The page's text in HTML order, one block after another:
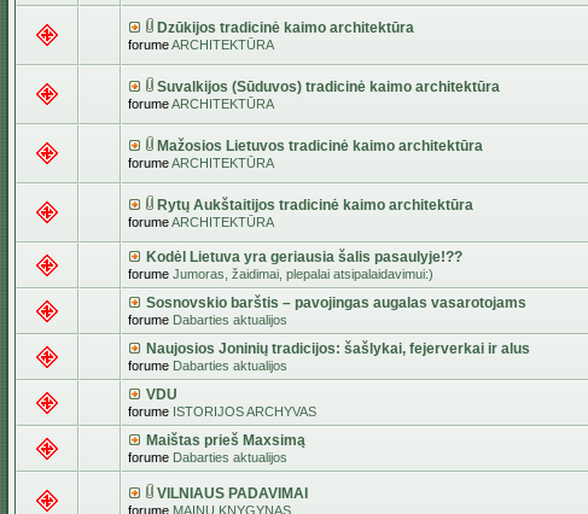
Dzūkijos tradicinė kaimo architektūra
forumeARCHITEKTŪRA
Suvalkijos (Sūduvos) tradicinė kaimo architektūra
forumeARCHITEKTŪRA
Mažosios Lietuvos tradicinė kaimo architektūra
forumeARCHITEKTŪRA
Rytų Aukštaitijos tradicinė kaimo architektūra
forumeARCHITEKTŪRA
Kodėl Lietuva yra geriausia šalis pasaulyje!??
forume Jumoras, žaidimai, plepalai atsipalaidavimui:)
Sosnovskio barštis – pavojingas augalas vasarotojams
forume Dabarties aktualijos
Naujosios Joninių tradicijos: šašlykai, fejerverkai ir alus
forume Dabarties aktualijos
VDU
forume ISTORIJOS ARCHYVAS
Maištas prieš Maxsimą
forume Dabarties aktualijos
VILNIAUS PADAVIMAI
forume MAINŲ KNYGYNAS